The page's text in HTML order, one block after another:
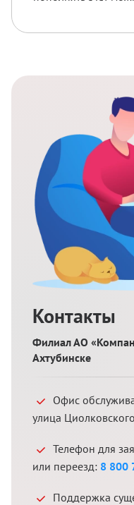
Контакты
Филиал АО
Ахтубинске
Офис
улица
Телефон для
или переезд: 8 800
Поддержка